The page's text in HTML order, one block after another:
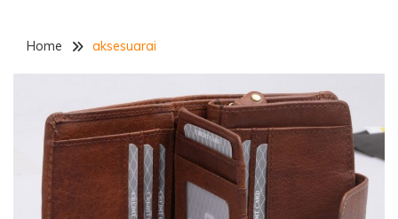
Home aksesuarai